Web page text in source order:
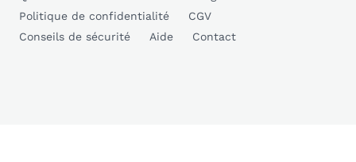
Politique de confidentialité
CGV
Conseils de sécurité
Aide Contact